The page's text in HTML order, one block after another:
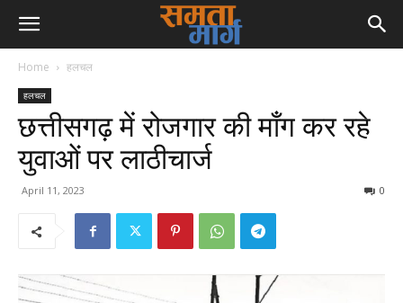
Home हलचल
हलचल
छत्तीसगढ़ में रोजगार की माँग कर रहे
युवाओं पर लाठीचार्ज
April 11, 2023 0